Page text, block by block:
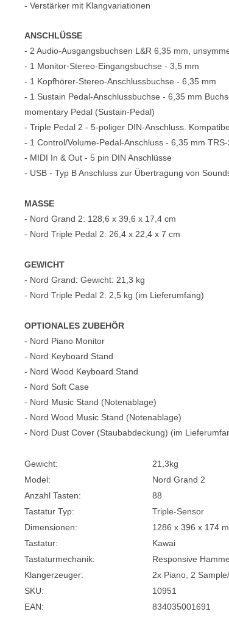
- Verstärker mit Klangvariationen
ANSCHLÜSSE
- 2 Audio-Ausgangsbuchsen L&R 6,35 mm,
- 1 Monitor-Stereo-Eingangsbuchse - 3,5 mm
- 1 Kopfhörer-Stereo-Anschlussbuchse - 6,35 mm
- 1 Sustain Pedal-Anschlussbuchse - 6,35 mm
momentary Pedal (Sustain-Pedal)
- Triple Pedal 2 - 5-poliger DIN-Anschluss.
- 1 Control/Volume-Pedal-Anschluss - 6,35 mm
- MIDI In & Out - 5 pin DIN Anschlüsse
- USB - Typ B Anschluss zur Übertragung von
MASSE
- Nord Grand 2: 128,6 x 39,6 x 17,4 cm
- Nord Triple Pedal 2: 26,4 x 22,4 x 7 cm
GEWICHT
- Nord Grand: Gewicht: 21,3 kg
- Nord Triple Pedal 2: 2,5 kg (im Lieferumfang)
OPTIONALES ZUBEHÖR
- Nord Piano Monitor
- Nord Keyboard Stand
- Nord Wood Keyboard Stand
- Nord Soft Case
- Nord Music Stand (Notenablage)
- Nord Wood Music Stand (Notenablage)
- Nord Dust Cover (Staubabdeckung) (im
Gewicht:
21,3kg
Model:
Nord Grand 2
Anzahl Tasten:
88
Tastatur Typ:
Triple-Sensor
Dimensionen:
1286 x 396 x 174
Tastatur:
Kawai
Tastaturmechanik:
Responsive
Klangerzeuger:
2x Piano, 2
SKU:
10951
EAN:
834035001691